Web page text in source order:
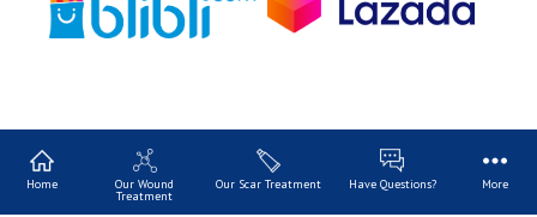
Home Our Wound
Treatment
Our Scar Treatment Have Questions? More